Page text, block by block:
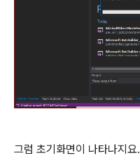
그럼 초기화면이 나타나지요.